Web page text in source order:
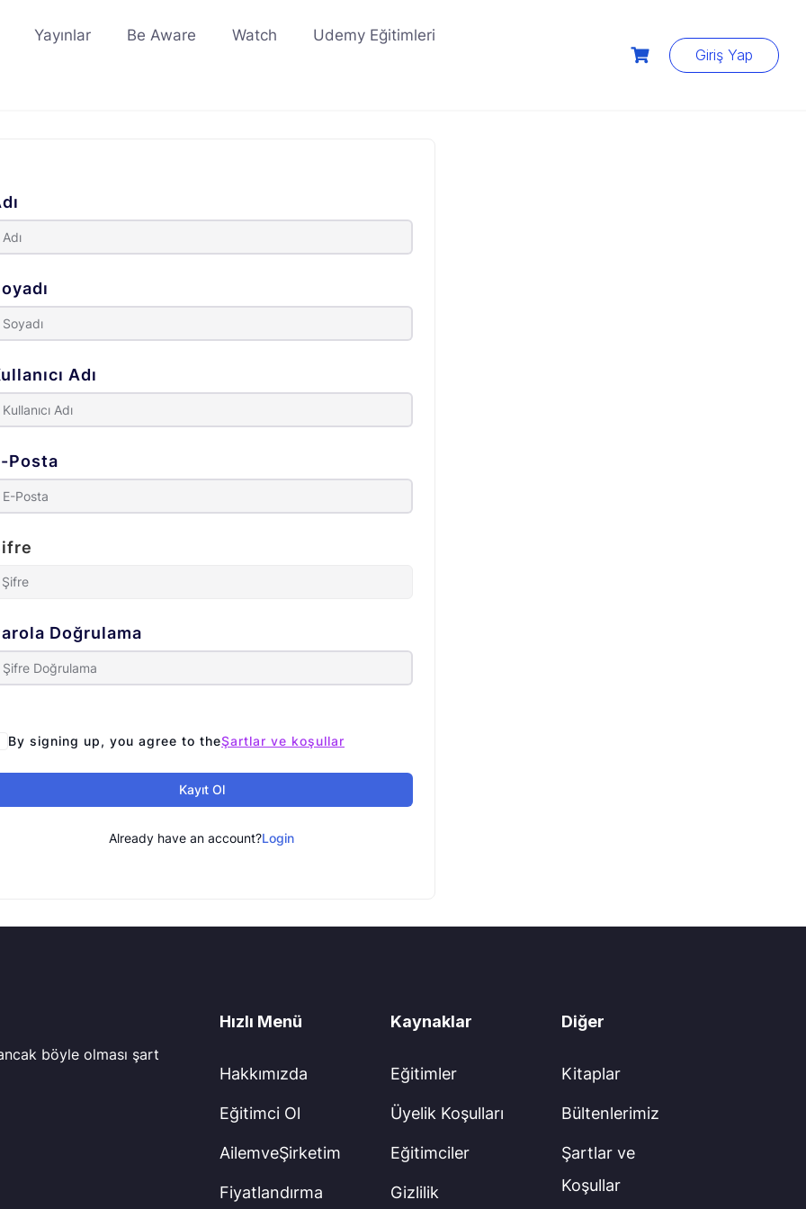
Yayınlar Be Aware Watch Udemy Eğitimleri
Giriş Yap
Adı
Posta
Doğrulama
By signing up, you agree to theŞartlar ve koşullar
Kayıt Ol
Already have an account?Login
böyle olması şart
Hızlı Menü
Hakkımızda
Eğitimci Ol
AilemveŞirketim
Fiyatlandırma
Kaynaklar
Eğitimler
Üyelik Koşulları
Eğitimciler
Gizlilik
Diğer
Kitaplar
Bültenlerimiz
Şartlar ve
Koşullar